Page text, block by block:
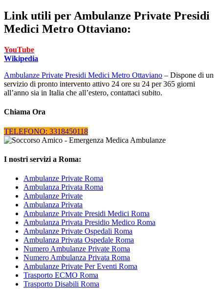
Link utili per Ambulanze Private Presidi
Medici Metro Ottaviano:
YouTube
Wikipedia
Ambulanze Private Presidi Medici Metro Ottaviano – Dispone di un
servizio di pronto intervento attivo 24 ore su 24 per 365 giorni
all’anno sia in Italia che all’estero, contattaci subito.
Chiama Ora
TELEFONO: 3318450118
I nostri servizi a Roma:
Ambulanze Private Roma
Ambulanza Privata Roma
Ambulanze Private
Ambulanza Privata
Ambulanze Private Presidi Medici Roma
Ambulanza Privata Presidio Medico Roma
Ambulanze Private Ospedali Roma
Ambulanza Privata Ospedale Roma
Numero Ambulanze Private Roma
Numero Ambulanza Privata Roma
Ambulanze Private Per Eventi Roma
Trasporto ECMO Roma
Trasporto Disabili Roma